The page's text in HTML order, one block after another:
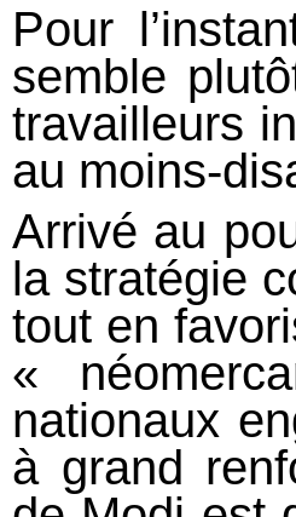
Pour
semble
travailleurs
au moins-
Arrivé au
la stratégie
tout en
«
nationaux
à grand